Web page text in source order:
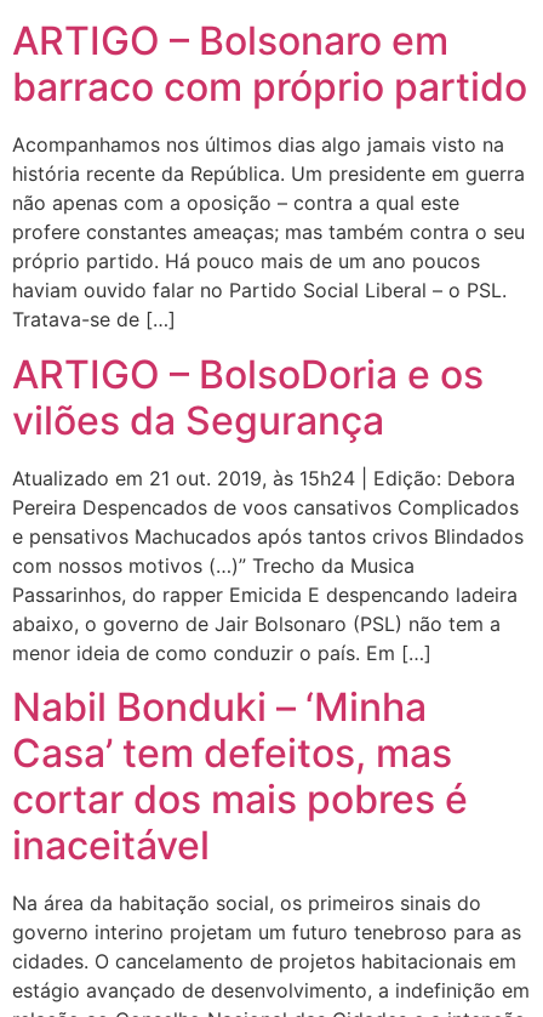
ARTIGO – Bolsonaro em
barraco com próprio partido
Acompanhamos nos últimos dias algo jamais visto na
história recente da República. Um presidente em guerra
não apenas com a oposição – contra a qual este
profere constantes ameaças; mas também contra o seu
próprio partido. Há pouco mais de um ano poucos
haviam ouvido falar no Partido Social Liberal – o PSL.
Tratava-se de […]
ARTIGO – BolsoDoria e os
vilões da Segurança
Atualizado em 21 out. 2019, às 15h24 | Edição: Debora
Pereira Despencados de voos cansativos Complicados
e pensativos Machucados após tantos crivos Blindados
com nossos motivos (…)” Trecho da Musica
Passarinhos, do rapper Emicida E despencando ladeira
abaixo, o governo de Jair Bolsonaro (PSL) não tem a
menor ideia de como conduzir o país. Em […]
Nabil Bonduki – ‘Minha
Casa’ tem defeitos, mas
cortar dos mais pobres é
inaceitável
Na área da habitação social, os primeiros sinais do
governo interino projetam um futuro tenebroso para as
cidades. O cancelamento de projetos habitacionais em
estágio avançado de desenvolvimento, a indefinição em